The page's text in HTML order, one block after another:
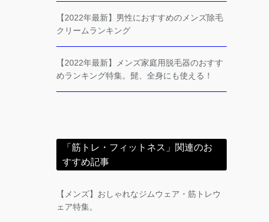
【2022年最新】男性におすすめのメンズ除毛
クリームランキング
【2022年最新】メンズ家庭用脱毛器のおすす
めランキング特集。髭、全身にも使える！
「筋トレ・フィットネス」関連のお
すすめ記事
【メンズ】おしゃれなジムウェア・筋トレウ
ェア特集。